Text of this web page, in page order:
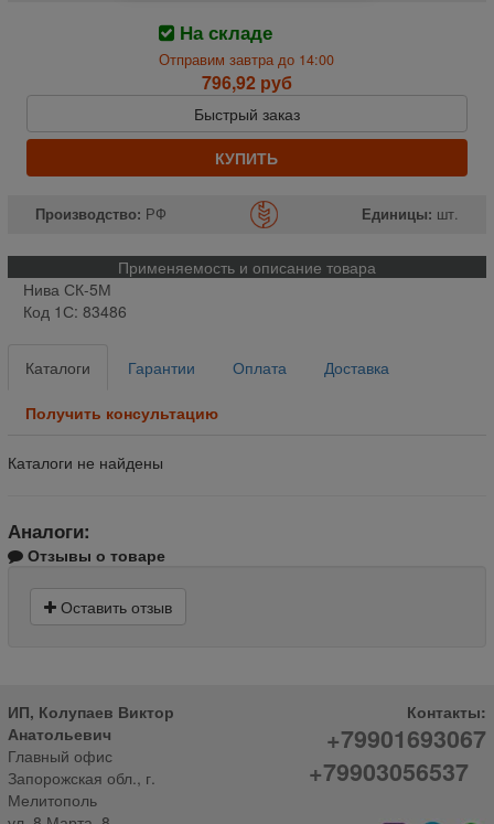
На складе
Отправим завтра до 14:00
796,92 руб
Быстрый заказ
КУПИТЬ
Производство: РФ Единицы: шт.
Применяемость и описание товара
Нива СК-5М
Код 1С: 83486
Каталоги Гарантии Оплата Доставка
Получить консультацию
Каталоги не найдены
Аналоги:
Отзывы о товаре
Оставить отзыв
ИП, Колупаев Виктор
Анатольевич
Главный офис
Запорожская обл., г.
Мелитополь
Контакты:
+79901693067
+79903056537